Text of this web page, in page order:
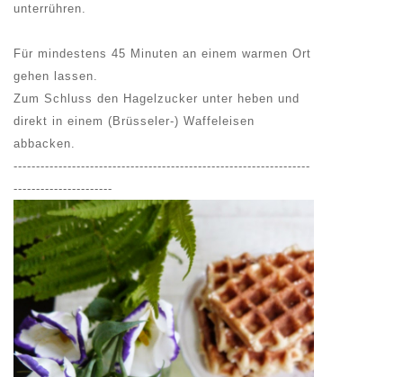
unterrühren.
Für mindestens 45 Minuten an einem warmen Ort
gehen lassen.
Zum Schluss den Hagelzucker unter heben und
direkt in einem (Brüsseler-) Waffeleisen
abbacken.
------------------------------------------------------------------
----------------------